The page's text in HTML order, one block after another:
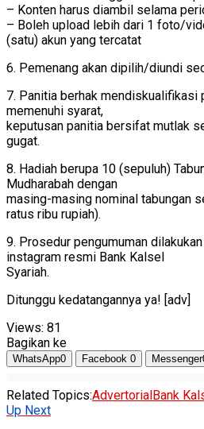
– Konten harus diambil selama
– Boleh upload lebih dari 1 foto/
(satu) akun yang tercatat
6. Pemenang akan dipilih/diundi
7. Panitia berhak mendiskualifikasi
memenuhi syarat,
keputusan panitia bersifat mutlak
gugat.
8. Hadiah berupa 10 (sepuluh)
Mudharabah dengan
masing-masing nominal tabungan
ratus ribu rupiah).
9. Prosedur pengumuman
instagram resmi Bank Kalsel
Syariah.
Ditunggu kedatangannya ya! [adv]
Views: 81
Bagikan ke
WhatsApp0 Facebook 0 Messenger
Related Topics:AdvertorialBank
Up Next